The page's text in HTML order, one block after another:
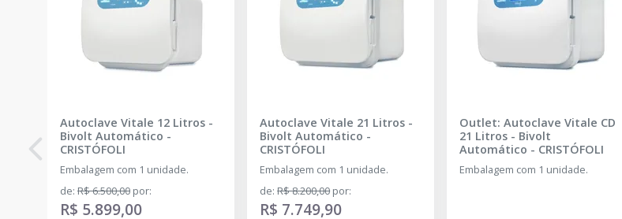
Autoclave Vitale 12 Litros -
Bivolt Automático -
CRISTÓFOLI
Embalagem com 1 unidade.
de: R$ 6.500,00 por:
R$ 5.899,00
Autoclave Vitale 21 Litros -
Bivolt Automático -
CRISTÓFOLI
Embalagem com 1 unidade.
de:R$ 8.200,00 por:
R$ 7.749,90
Outlet: Autoclave Vitale CD
21 Litros - Bivolt
Automático - CRISTÓFOLI
Embalagem com 1 unidade.